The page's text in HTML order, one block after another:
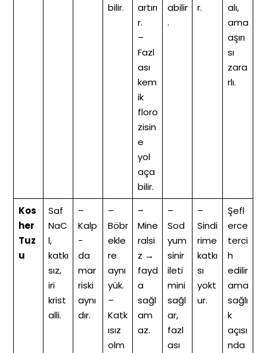
bilir.
artırı
r.
–
Fazl
ası
kem
ik
floro
zisin
e
yol
aça
bilir.
abilir
.
r.
alı,
ama
aşırı
sı
zara
rlı.
Kos
her
Tuz
u
Saf
NaC
l,
katkı
sız,
iri
krist
alli.
–
Kalp
-
da
mar
riski
aynı
dır.
–
Böbr
ekle
re
aynı
yük.
–
Katk
ısız
olm
–
Mine
ralsi
z →
fayd
a
sağl
am
az.
–
Sod
yum
sinir
ileti
mini
sağl
ar,
fazl
ası
–
Sindi
rime
katkı
sı
yokt
ur.
Şefl
erce
terci
h
edilir
ama
sağlı
k
açısı
nda